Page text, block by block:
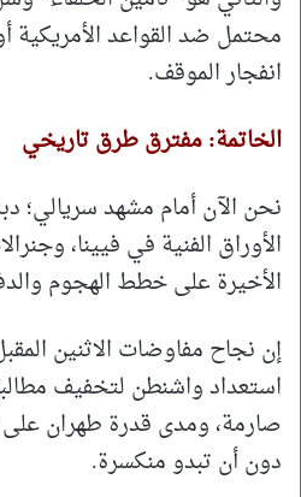
محتمل ضد القواعد الأمريكية
انفجار الموقف.
الخاتمة: مفترق طرق تاريخي
نحن الآن أمام مشهد سريالي؛
الأوراق الفنية في فيينا،
الأخيرة على خطط الهجوم
إن نجاح مفاوضات الاثنين
استعداد واشنطن لتخفيف
صارمة، ومدى قدرة طهران على
دون أن تبدو منكسرة.